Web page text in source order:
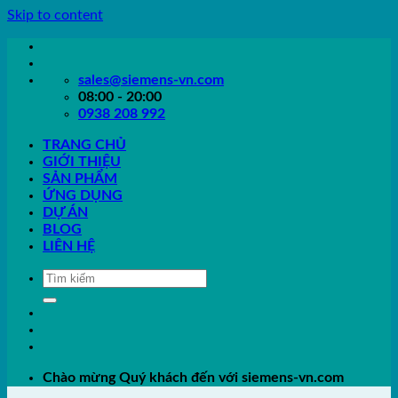
Skip to content
sales@siemens-vn.com
08:00 - 20:00
0938 208 992
TRANG CHỦ
GIỚI THIỆU
SẢN PHẨM
ỨNG DỤNG
DỰ ÁN
BLOG
LIÊN HỆ
Chào mừng Quý khách đến với siemens-vn.com